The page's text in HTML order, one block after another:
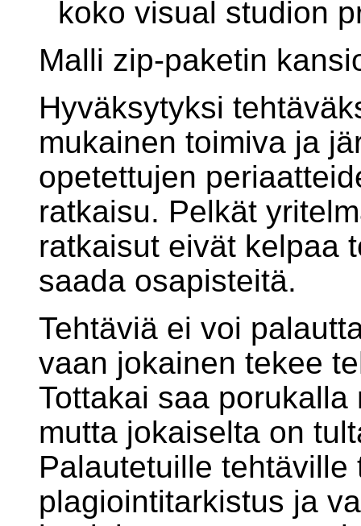
koko visual studion
Malli zip-paketin
Hyväksytyksi
mukainen toimiva ja
opetettujen
ratkaisu. Pelkät
ratkaisut eivät kelpaa
saada osapisteitä.
Tehtäviä ei voi
vaan jokainen tekee
Tottakai saa
mutta jokaiselta on
Palautetuille
plagiointitarkistus ja